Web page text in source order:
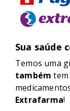
Sua saúde
Temos uma
também tem
Extrafarma!